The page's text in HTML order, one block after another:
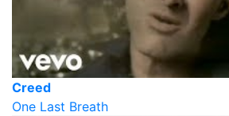
Creed
One Last Breath